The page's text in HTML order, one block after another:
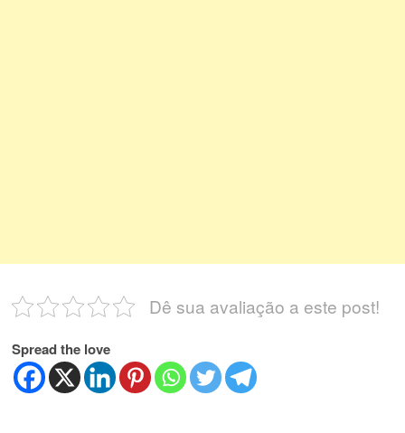
Dê sua avaliação a este post!
Spread the love